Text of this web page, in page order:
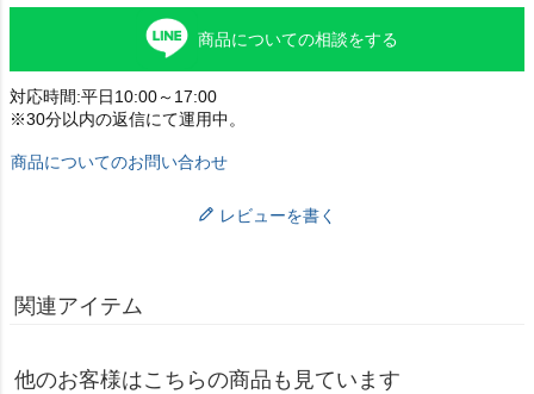
商品についての相談をする
対応時間:平日10:00～17:00
※30分以内の返信にて運用中。
商品についてのお問い合わせ
レビューを書く
関連アイテム
他のお客様はこちらの商品も見ています